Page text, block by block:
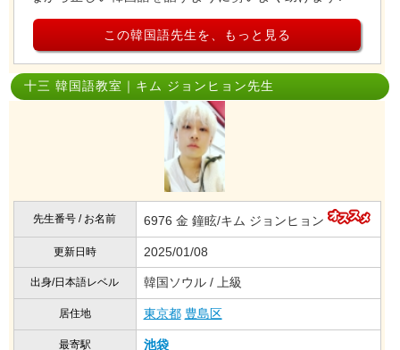
この韓国語先生を、もっと見る
十三 韓国語教室｜キム ジョンヒョン先生
先生番号 / お名前 6976 金 鐘眩/キム ジョンヒョン
更新日時 2025/01/08
出身/日本語レベル 韓国ソウル / 上級
居住地 東京都 豊島区
最寄駅 池袋